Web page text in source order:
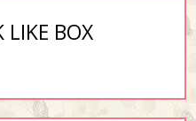
LIKE BOX